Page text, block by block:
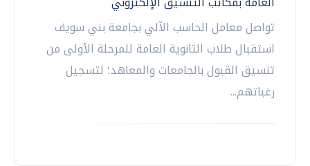
تواصل معامل الحاسب الآلي بجامعة بني سويف
استقبال طلاب الثانوية العامة للمرحلة الأولى من
تنسيق القبول بالجامعات والمعاهد؛ لتسجيل
رغباتهم...